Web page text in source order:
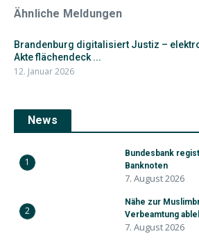
Ähnliche Meldungen
Brandenburg digitalisiert Justiz –
Akte flächendeck ...
12. Januar 2026
News
1
Bundesbank
Banknoten
7. August 2026
2
Nähe zur
Verbeamtung
7. August 2026